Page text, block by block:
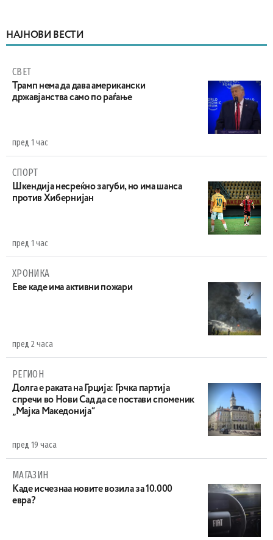
НАЈНОВИ ВЕСТИ
СВЕТ
Трамп нема да дава американски
државјанства само по раѓање
пред 1 час
СПОРТ
Шкендија несреќно загуби, но има шанса
против Хибернијан
пред 1 час
ХРОНИКА
Eве каде има активни пожари
пред 2 часа
РЕГИОН
Долга е раката на Грција: Грчка партија
спречи во Нови Сад да се постави споменик
„Мајка Македонија“
пред 19 часа
МАГАЗИН
Каде исчезнаа новите возила за 10.000
евра?